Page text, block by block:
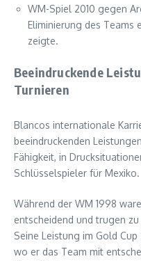
WM-Spiel 2010 gegen
Eliminierung des Teams
zeigte.
Beeindruckende
Turnieren
Blancos internationale
beeindruckenden
Fähigkeit, in
Schlüsselspieler für Mexiko.
Während der WM 1998
entscheidend und trugen
Seine Leistung im Gold
wo er das Team mit